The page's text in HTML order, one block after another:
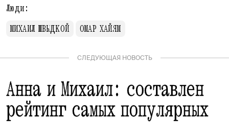
Люди:
МИХАИЛ ШВЫДКОЙ
ОМАР ХАЙЯМ
СЛЕДУЮЩАЯ НОВОСТЬ
Анна и Михаил: составлен
рейтинг самых популярных